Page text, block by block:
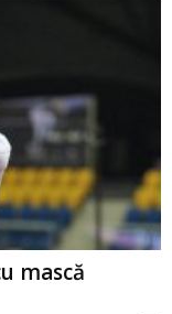
mască